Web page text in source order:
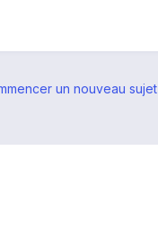
un nouveau sujet